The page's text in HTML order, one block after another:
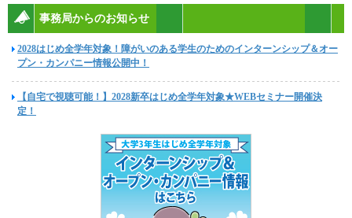
事務局からのお知らせ
2028はじめ全学年対象！障がいのある学生のためのインターンシップ＆オー
プン・カンパニー情報公開中！
【自宅で視聴可能！】2028新卒はじめ全学年対象★WEBセミナー開催決
定！